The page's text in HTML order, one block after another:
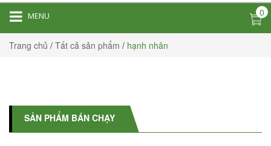
MENU 0
Trang chủ / Tất cả sản phẩm / hạnh nhân
SẢN PHẨM BÁN CHẠY